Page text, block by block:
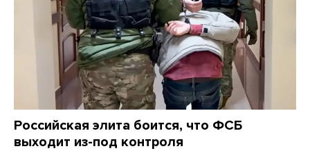
Российская элита боится, что ФСБ
выходит из-под контроля